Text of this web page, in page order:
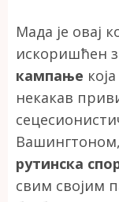
Мада је овај
искоришћен
кампање
некакав
рутинска
свим својим